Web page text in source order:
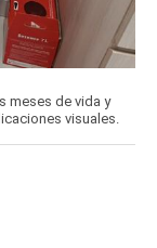
meses de vida y
visuales.